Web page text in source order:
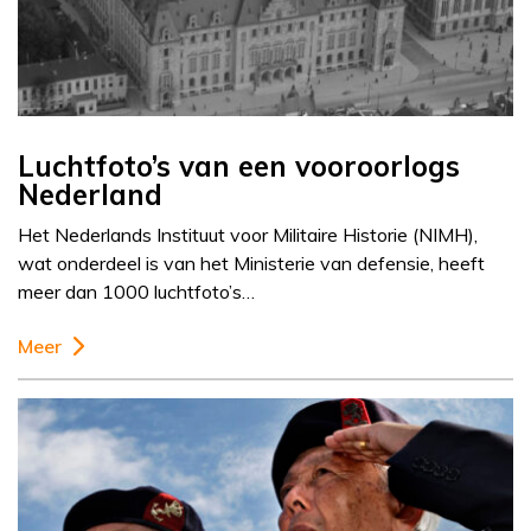
Luchtfoto’s van een vooroorlogs
Nederland
Het Nederlands Instituut voor Militaire Historie (NIMH),
wat onderdeel is van het Ministerie van defensie, heeft
meer dan 1000 luchtfoto’s…
Meer